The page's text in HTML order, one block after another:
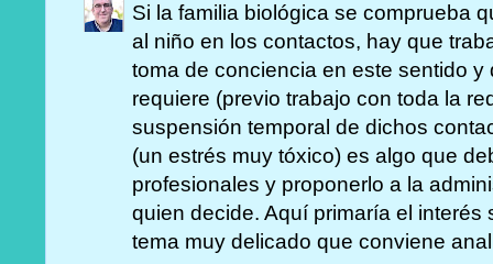
Si la familia biológica se comprueba
al niño en los contactos, hay que
toma de conciencia en este sentido y
requiere (previo trabajo con toda la
suspensión temporal de dichos
(un estrés muy tóxico) es algo que
profesionales y proponerlo a la
quien decide. Aquí primaría el interés
tema muy delicado que conviene